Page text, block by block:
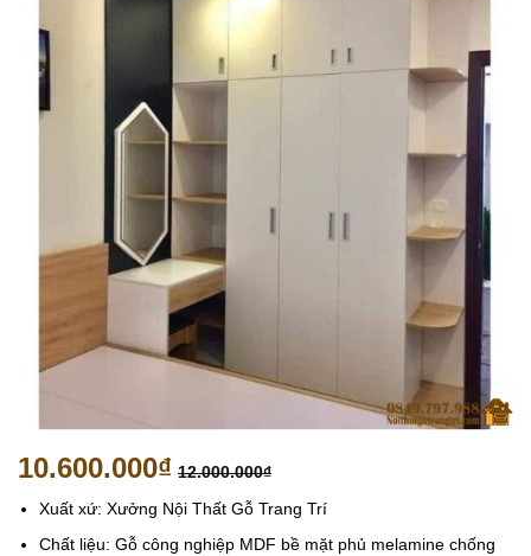
10.600.000₫ 12.000.000₫
Xuất xứ: Xưởng Nội Thất Gỗ Trang Trí
Chất liệu: Gỗ công nghiệp MDF bề mặt phủ melamine chống